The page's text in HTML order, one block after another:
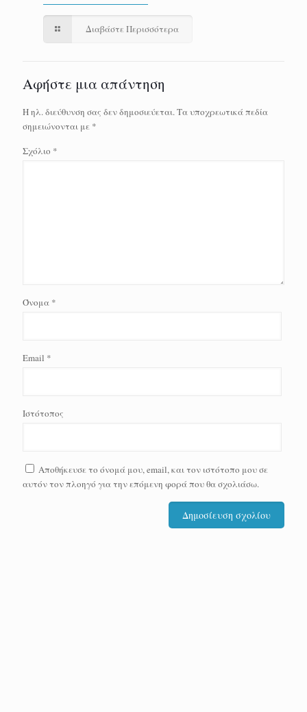
Διαβάστε Περισσότερα
Αφήστε μια απάντηση
Η ηλ. διεύθυνση σας δεν δημοσιεύεται.Τα υποχρεωτικά πεδία
σημειώνονται με *
Σχόλιο *
Όνομα *
Email *
Ιστότοπος
Αποθήκευσε το όνομά μου, email, και τον ιστότοπο μου σε
αυτόν τον πλοηγό για την επόμενη φορά που θα σχολιάσω.